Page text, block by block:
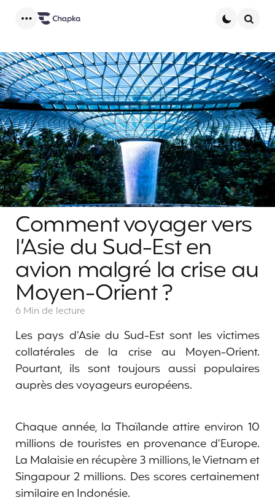
Comment voyager vers
l’Asie du Sud-Est en
avion malgré la crise au
Moyen-Orient ?
6 Min de lecture
Les pays d’Asie du Sud-Est sont les victimes
collatérales de la crise au Moyen-Orient.
Pourtant, ils sont toujours aussi populaires
auprès des voyageurs européens.
Chaque année, la Thaïlande attire environ 10
millions de touristes en provenance d’Europe.
La Malaisie en récupère 3 millions, le Vietnam et
Singapour 2 millions. Des scores certainement
similaire en Indonésie.